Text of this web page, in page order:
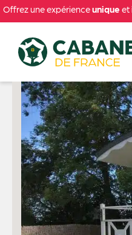
Offrez une expérienceunique et